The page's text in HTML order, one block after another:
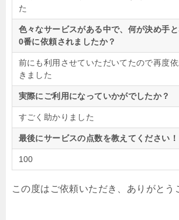
た
色々なサービスがある中で、何が決め手
0番に依頼されましたか？
前にも利用させていただいてたので再度
きました
実際にご利用になっていかがでしたか？
すごく助かりました
最後にサービスの点数を教えてください！
100
この度はご依頼いただき、ありがとう